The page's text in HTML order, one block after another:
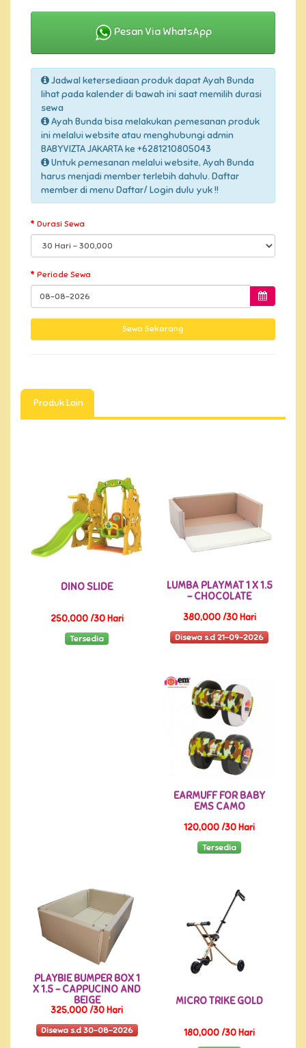
Pesan Via WhatsApp
Jadwal ketersediaan produk dapat Ayah Bunda
lihat pada kalender di bawah ini saat memilih durasi
sewa
Ayah Bunda bisa melakukan pemesanan produk
ini melalui website atau menghubungi admin
BABYVIZTA JAKARTA ke +6281210805043
Untuk pemesanan melalui website, Ayah Bunda
harus menjadi member terlebih dahulu. Daftar
member di menu Daftar/ Login dulu yuk !!
Durasi Sewa
Periode Sewa
Produk Lain
DINO SLIDE
250,000 /30 Hari
Tersedia
LUMBA PLAYMAT 1 X 1.5
- CHOCOLATE
380,000 /30 Hari
Disewa s.d 21-09-2026
EARMUFF FOR BABY
EMS CAMO
120,000 /30 Hari
Tersedia
PLAYBIE BUMPER BOX 1
X 1.5 - CAPPUCINO AND
BEIGE
325,000 /30 Hari
Disewa s.d 30-08-2026
MICRO TRIKE GOLD
180,000 /30 Hari